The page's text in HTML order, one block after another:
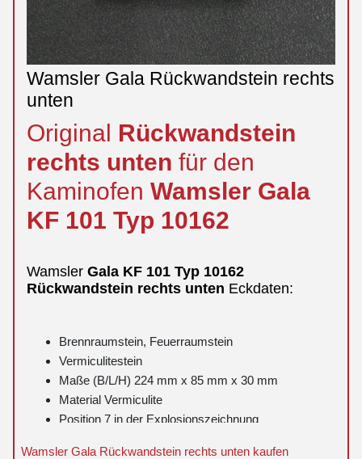
Wamsler Gala Rückwandstein rechts
unten
Original Rückwandstein
rechts unten für den
Kaminofen Wamsler Gala
KF 101 Typ 10162
Wamsler Gala KF 101 Typ 10162
Rückwandstein rechts unten Eckdaten:
Brennraumstein, Feuerraumstein
Vermiculitestein
Maße (B/L/H) 224 mm x 85 mm x 30 mm
Material Vermiculite
Position 7 in der Explosionszeichnung
Wamsler Gala Rückwandstein rechts unten kaufen